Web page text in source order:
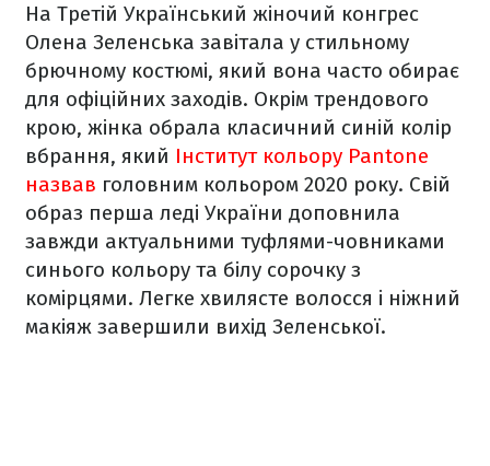
На Третій Український жіночий конгрес
Олена Зеленська завітала у стильному
брючному костюмі, який вона часто обирає
для офіційних заходів. Окрім трендового
крою, жінка обрала класичний синій колір
вбрання, який Інститут кольору Pantone
назвав головним кольором 2020 року. Свій
образ перша леді України доповнила
завжди актуальними туфлями-човниками
синього кольору та білу сорочку з
комірцями. Легке хвилясте волосся і ніжний
макіяж завершили вихід Зеленської.